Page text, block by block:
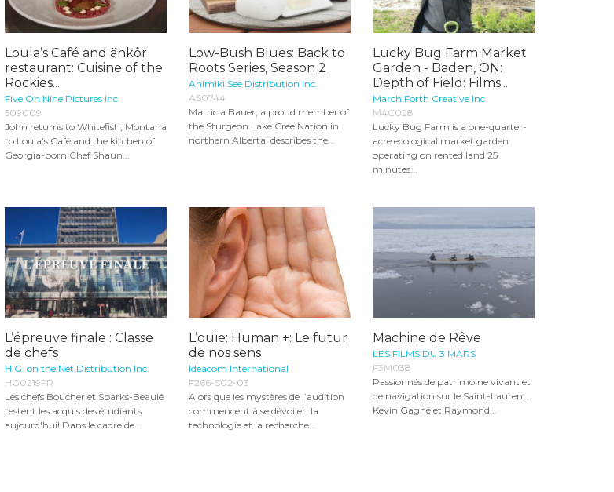
Loula’s Café and änkôr
restaurant: Cuisine of the
Rockies...
Five Oh Nine Pictures Inc
509009
John returns to Whitefish, Montana
to Loula's Café and the kitchen of
Georgia-born Chef Shaun...
Low-Bush Blues: Back to
Roots Series, Season 2
Animiki See Distribution Inc.
AS0744
Matricia Bauer, a proud member of
the Sturgeon Lake Cree Nation in
northern Alberta, describes the...
Lucky Bug Farm Market
Garden - Baden, ON:
Depth of Field: Films...
March Forth Creative Inc.
M4C028
Lucky Bug Farm is a one-quarter-
acre ecological market garden
operating on rented land 25
minutes...
L’épreuve finale : Classe
de chefs
H.G. on the Net Distribution Inc.
HG0219FR
Les chefs Boucher et Sparks-Beaulé
testent les acquis des étudiants
aujourd'hui! Dans le cadre de...
L’ouïe: Human +: Le futur
de nos sens
Ideacom International
F266-S02-03
Alors que les mystères de l’audition
commencent à se dévoiler, la
technologie et la recherche...
Machine de Rêve
LES FILMS DU 3 MARS
F3M038
Passionnés de patrimoine vivant et
de navigation sur le Saint-Laurent,
Kevin Gagné et Raymond...